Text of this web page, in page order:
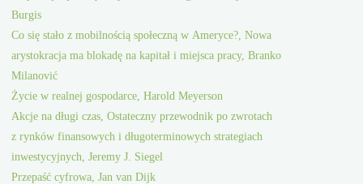
Burgis
Co się stało z mobilnością społeczną w Ameryce?, Nowa
arystokracja ma blokadę na kapitał i miejsca pracy, Branko
Milanović
Życie w realnej gospodarce, Harold Meyerson
Akcje na długi czas, Ostateczny przewodnik po zwrotach
z rynków finansowych i długoterminowych strategiach
inwestycyjnych, Jeremy J. Siegel
Przepaść cyfrowa, Jan van Dijk